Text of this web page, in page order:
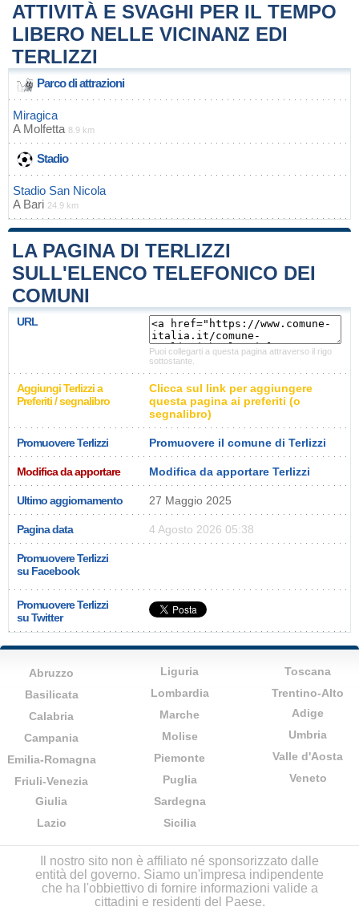
ATTIVITÀ E SVAGHI PER IL TEMPO
LIBERO NELLE VICINANZ EDI
TERLIZZI
Parco di attrazioni
Miragica
A Molfetta 8.9 km
Stadio
Stadio San Nicola
A Bari 24.9 km
LA PAGINA DI TERLIZZI
SULL'ELENCO TELEFONICO DEI
COMUNI
URL
Puoi collegarti a questa pagina attraverso il rigo
sottostante.
Aggiungi Terlizzi a
Preferiti / segnalibro
Clicca sul link per aggiungere
questa pagina ai preferiti (o
segnalibro)
Promuovere Terlizzi Promuovere il comune di Terlizzi
Modifica da apportare Modifica da apportare Terlizzi
Ultimo aggiornamento 27 Maggio 2025
Pagina data 4 Agosto 2026 05:38
Promuovere Terlizzi
su Facebook
Promuovere Terlizzi
su Twitter
Abruzzo
Basilicata
Calabria
Campania
Emilia-Romagna
Friuli-Venezia
Giulia
Lazio
Liguria
Lombardia
Marche
Molise
Piemonte
Puglia
Sardegna
Sicilia
Toscana
Trentino-Alto
Adige
Umbria
Valle d'Aosta
Veneto
Il nostro sito non è affiliato né sponsorizzato dalle
entità del governo. Siamo un'impresa indipendente
che ha l'obbiettivo di fornire informazioni valide a
cittadini e residenti del Paese.